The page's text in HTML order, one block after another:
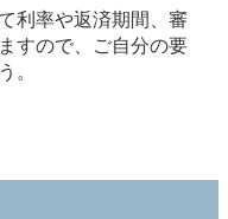
利率や返済期間、審
すので、ご自分の要
。